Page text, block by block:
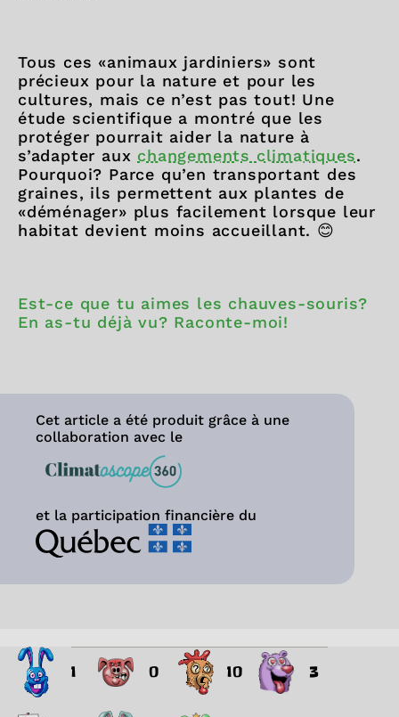
Tous ces «animaux jardiniers» sont
précieux pour la nature et pour les
cultures, mais ce n’est pas tout! Une
étude scientifique a montré que les
protéger pourrait aider la nature à
s’adapter aux changements climatiques.
Pourquoi? Parce qu’en transportant des
graines, ils permettent aux plantes de
«déménager» plus facilement lorsque leur
habitat devient moins accueillant. 😊
Est-ce que tu aimes les chauves-souris?
En as-tu déjà vu? Raconte-moi!
Cet article a été produit grâce à une
collaboration avec le
et la participation financière du
1 0 10 3